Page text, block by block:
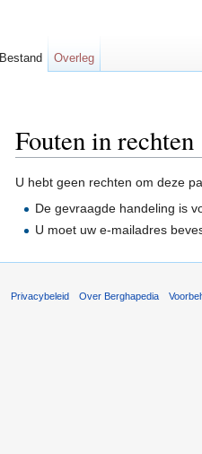
Fouten in rechten
U hebt geen rechten om deze
De gevraagde handeling is
U moet uw e-mailadres
Bestand Overleg
Privacybeleid Over Berghapedia